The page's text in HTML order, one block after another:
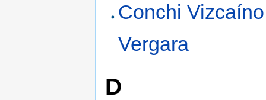
Conchi Vizcaíno
Vergara
D